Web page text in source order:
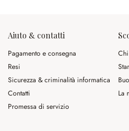
Aiuto & contatti
Pagamento e consegna
Resi
Sicurezza & criminalità informatica
Contatti
Promessa di servizio
La